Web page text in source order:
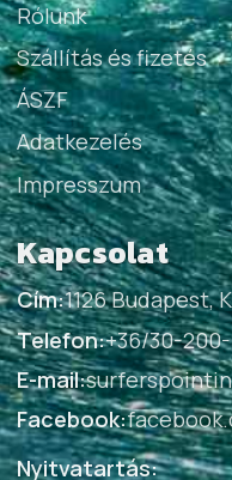
Rólunk
Szállítás és fizetés
ÁSZF
Adatkezelés
Impresszum
Kapcsolat
Cím:1126 Budapest,
Telefon:+36/30-
E-mail:
Facebook:
Nyitvatartás: